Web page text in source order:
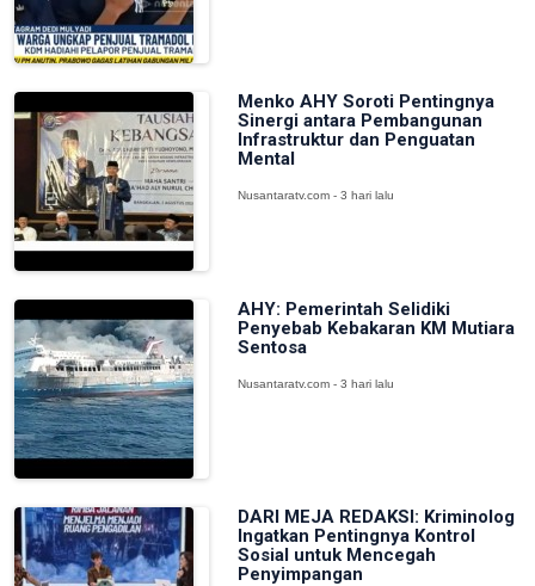
Menko AHY Soroti Pentingnya
Sinergi antara Pembangunan
Infrastruktur dan Penguatan
Mental
Nusantaratv.com - 3 hari lalu
AHY: Pemerintah Selidiki
Penyebab Kebakaran KM Mutiara
Sentosa
Nusantaratv.com - 3 hari lalu
DARI MEJA REDAKSI: Kriminolog
Ingatkan Pentingnya Kontrol
Sosial untuk Mencegah
Penyimpangan